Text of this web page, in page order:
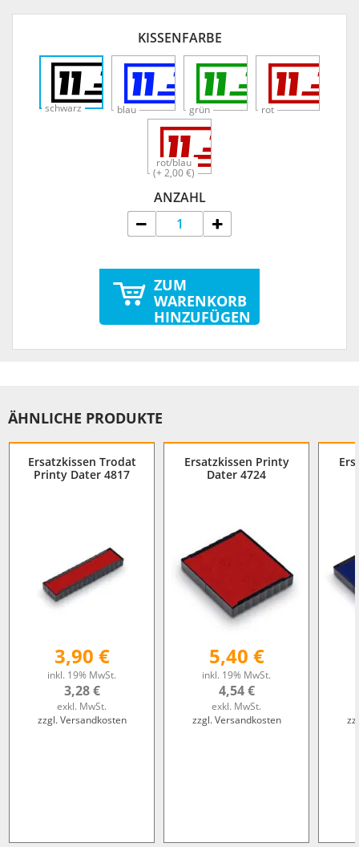
KISSENFARBE
schwarz blau grün rot
rot/blau
(+ 2,00 €)
ANZAHL
ZUM
WARENKORB
HINZUFÜGEN
ÄHNLICHE PRODUKTE
Ersatzkissen Trodat
Printy Dater 4817
3,90 €
inkl. 19% MwSt.
3,28 €
exkl. MwSt.
zzgl. Versandkosten
Ersatzkissen Printy
Dater 4724
5,40 €
inkl. 19% MwSt.
4,54 €
exkl. MwSt.
zzgl. Versandkosten